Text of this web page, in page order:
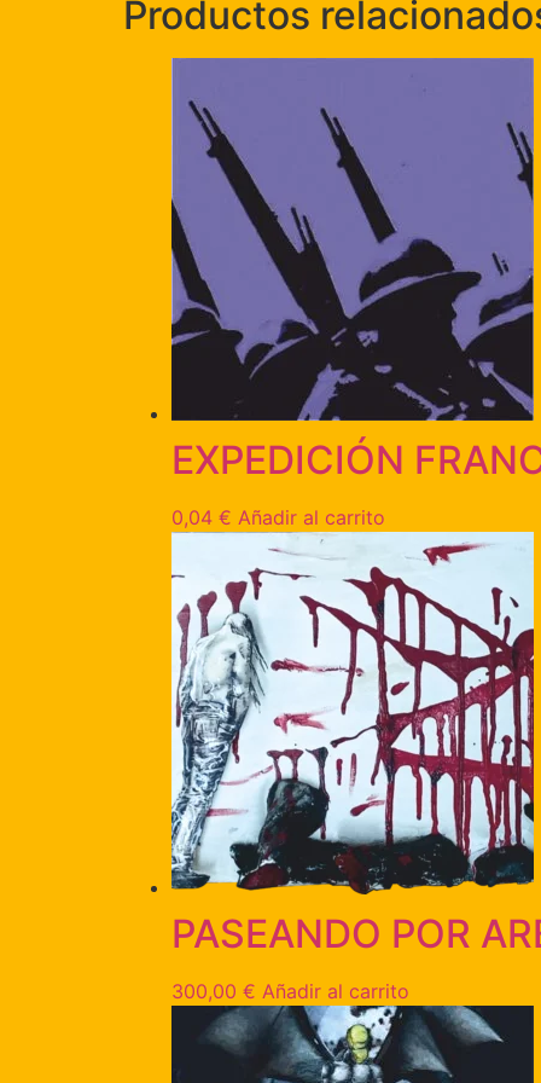
Productos
EXPEDICIÓN
0,04 € Añadir al carrito
PASEANDO POR
300,00 € Añadir al carrito